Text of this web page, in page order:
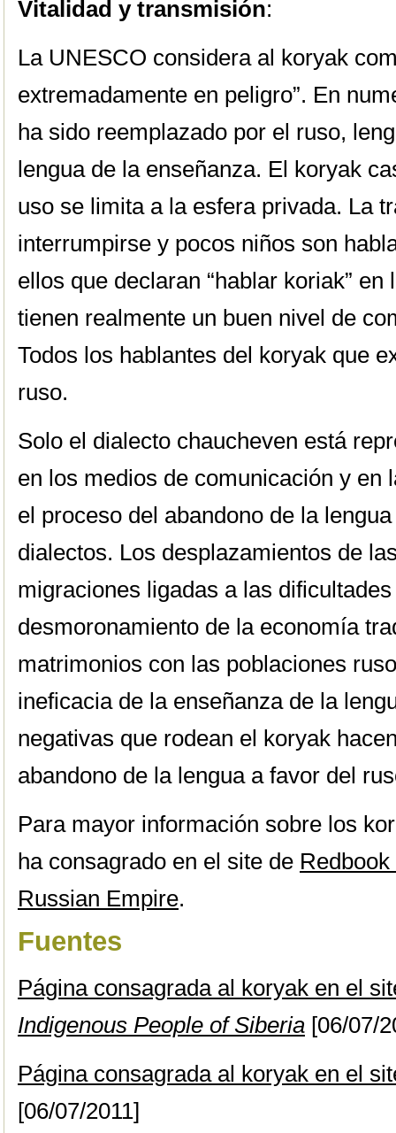
Vitalidad y transmisión:
La UNESCO considera al koryak
extremadamente en peligro”. En
ha sido reemplazado por el ruso,
lengua de la enseñanza. El koryak
uso se limita a la esfera privada. La
interrumpirse y pocos niños son
ellos que declaran “hablar koriak”
tienen realmente un buen nivel de
Todos los hablantes del koryak que
ruso.
Solo el dialecto chaucheven está
en los medios de comunicación y en
el proceso del abandono de la
dialectos. Los desplazamientos de
migraciones ligadas a las
desmoronamiento de la economía
matrimonios con las poblaciones
ineficacia de la enseñanza de la
negativas que rodean el koryak
abandono de la lengua a favor del
Para mayor información sobre los
ha consagrado en el site de
Russian Empire.
Fuentes
Página consagrada al koryak en el
Indigenous People of Siberia [06/07/
Página consagrada al koryak en el
[06/07/2011]